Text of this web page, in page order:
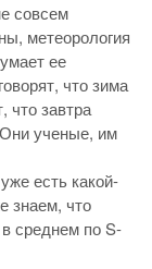
совсем
метеорология
ее
что зима
что завтра
ученые, им
есть какой-
знаем, что
среднем по S-